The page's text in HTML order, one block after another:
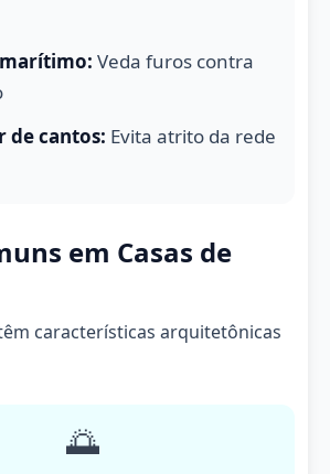
Veda furos contra
de cantos: Evita atrito da rede
em Casas de
características arquitetônicas
🌅